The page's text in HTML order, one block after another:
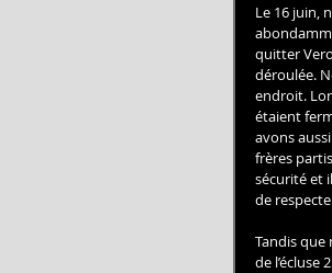
Le 16 juin,
quitter
déroulée.
endroit.
étaient
avons
frères
sécurité et
de
Tandis que
de l’écluse